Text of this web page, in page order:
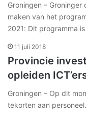
Groningen –
maken van het
2021: Dit programma
11 juli 2018
Provincie
opleiden
Groningen – Op dit
tekorten aan